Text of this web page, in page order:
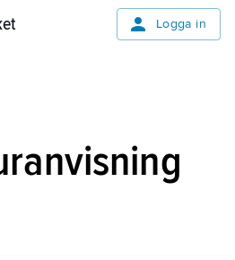
Logga in